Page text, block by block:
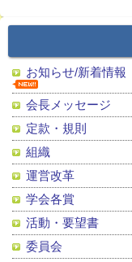
お知らせ/新着情報
会長メッセージ
定款・規則
組織
運営改革
学会各賞
活動・要望書
委員会